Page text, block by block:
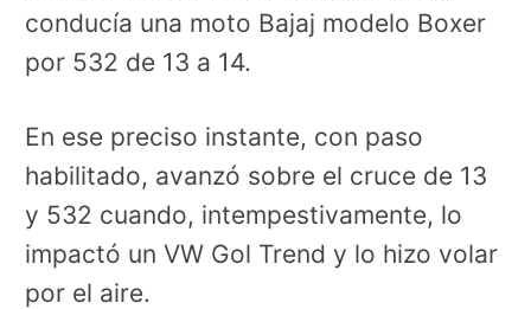
conducía una moto Bajaj modelo Boxer
por 532 de 13 a 14.
En ese preciso instante, con paso
habilitado, avanzó sobre el cruce de 13
y 532 cuando, intempestivamente, lo
impactó un VW Gol Trend y lo hizo volar
por el aire.